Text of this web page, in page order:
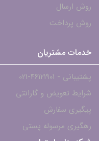
روش ارسال
روش پرداخت
خدمات مشتریان
پشتیبانی - ۴۶۱۲۱۹۰۱-021
شرایط تعویض و گارانتی
پیگیری سفارش
رهگیری مرسوله پستی